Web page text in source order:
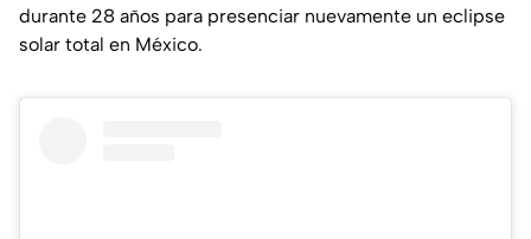
durante 28 años para presenciar nuevamente un eclipse
solar total en México.